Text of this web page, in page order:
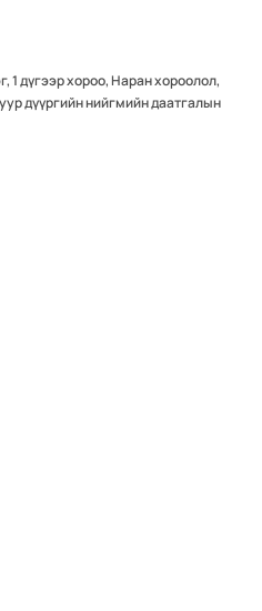
1 дүгээр хороо, Наран хороолол,
дүүргийн нийгмийн даатгалын